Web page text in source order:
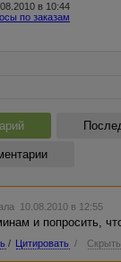
в 10:44
по заказам
10.08.2010 в 12:55
и попросить,
/ Цитировать /